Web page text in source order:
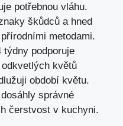
potřebnou vláhu.
škůdců a hned
metodami.
týdny podporuje
květů
období květu.
správné
čerstvost v kuchyni.